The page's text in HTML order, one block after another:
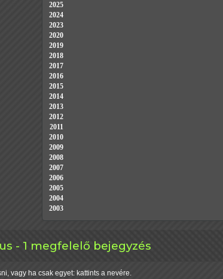
- 1 megfelelő bejegyzés
vagy ha csak egyet: kattints a nevére.
2025
2024
2023
2020
2019
2018
2017
2016
2015
2014
2013
2012
2011
2010
2009
2008
2007
2006
2005
2004
2003